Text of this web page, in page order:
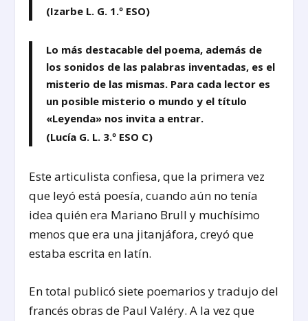
(Izarbe L. G. 1.º ESO)
Lo más destacable del poema, además de
los sonidos de las palabras inventadas, es el
misterio de las mismas. Para cada lector es
un posible misterio o mundo y el título
«Leyenda» nos invita a entrar.
(Lucía G. L. 3.º ESO C)
Este articulista confiesa, que la primera vez
que leyó está poesía, cuando aún no tenía
idea quién era Mariano Brull y muchísimo
menos que era una jitanjáfora, creyó que
estaba escrita en latín.
En total publicó siete poemarios y tradujo del
francés obras de Paul Valéry. A la vez que